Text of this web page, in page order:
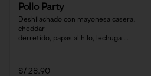
Pollo Party
Deshilachado con mayonesa casera,
cheddar
derretido, papas al hilo, lechuga
S/ 28.90